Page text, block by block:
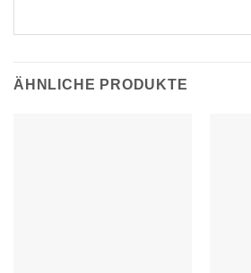
ÄHNLICHE PRODUKTE